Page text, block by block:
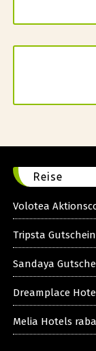
Reise
Volotea
Tripsta
Sandaya
Dreamplace
Melia Hotels